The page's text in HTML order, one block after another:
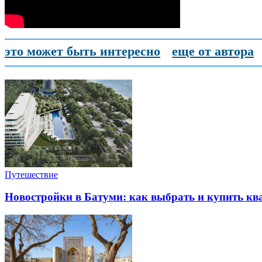
это может быть интересно еще от автора
Путешествие
Новостройки в Батуми: как выбрать и купить